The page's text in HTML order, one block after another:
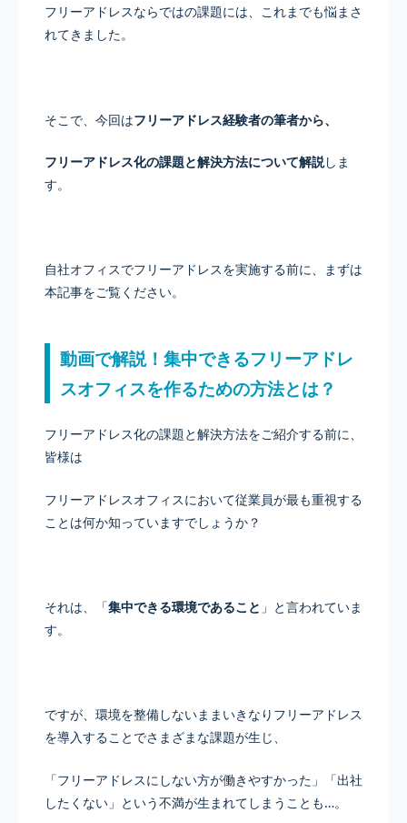
フリーアドレスならではの課題には、これまでも悩まさ
れてきました。
そこで、今回はフリーアドレス経験者の筆者から、
フリーアドレス化の課題と解決方法について解説しま
す。
自社オフィスでフリーアドレスを実施する前に、まずは
本記事をご覧ください。
動画で解説！集中できるフリーアドレ
スオフィスを作るための方法とは？
フリーアドレス化の課題と解決方法をご紹介する前に、
皆様は
フリーアドレスオフィスにおいて従業員が最も重視する
ことは何か知っていますでしょうか？
それは、「集中できる環境であること 」と言われていま
す。
ですが、環境を整備しないままいきなりフリーアドレス
を導入することでさまざまな課題が生じ、
「フリーアドレスにしない方が働きやすかった」「出社
したくない」という不満が生まれてしまうことも…。